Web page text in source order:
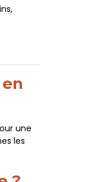
une
les